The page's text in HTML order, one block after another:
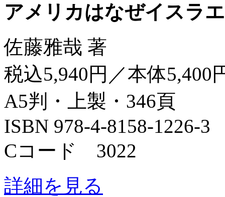
アメリカはなぜイスラ
佐藤雅哉 著
税込5,940円／本体5,400
A5判・上製・346頁
ISBN 978-4-8158-1226-3
Cコード 3022
詳細を見る